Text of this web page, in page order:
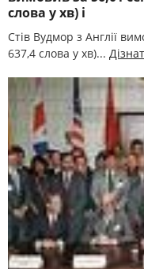
слова у хв) і
Стів Вудмор з Англії
637,4 слова у хв)...